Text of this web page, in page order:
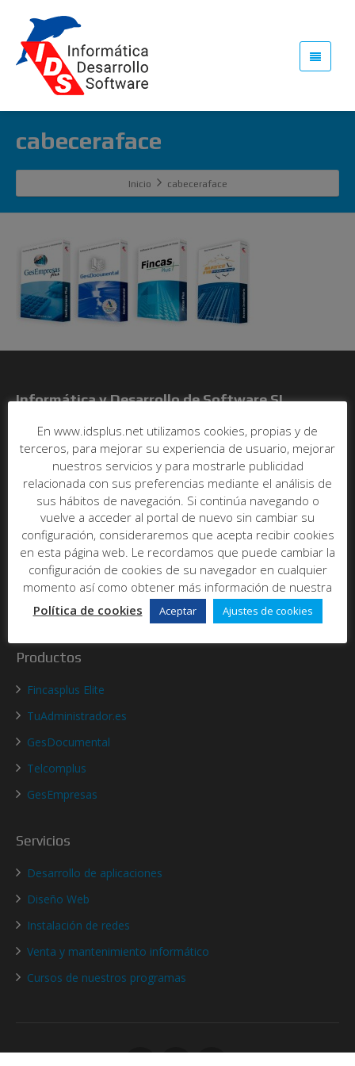
cabeceraface
Inicio cabeceraface
Informática y Desarrollo de Software SL
C/ Poeta Más y Ros, nº7, bajo
46021 - Valencia
Abrir en maps
96 393 00 20
E-mail: info@idsplus.net
Acerca de nosotros
Quienes somos
Contacto
Productos
Fincasplus Elite
TuAdministrador.es
GesDocumental
Telcomplus
GesEmpresas
Servicios
Desarrollo de aplicaciones
Diseño Web
Instalación de redes
Venta y mantenimiento informático
Cursos de nuestros programas
En www.idsplus.net utilizamos cookies, propias y de
terceros, para mejorar su experiencia de usuario, mejorar
nuestros servicios y para mostrarle publicidad
relacionada con sus preferencias mediante el análisis de
sus hábitos de navegación. Si continúa navegando o
vuelve a acceder al portal de nuevo sin cambiar su
configuración, consideraremos que acepta recibir cookies
en esta página web. Le recordamos que puede cambiar la
configuración de cookies de su navegador en cualquier
momento así como obtener más información de nuestra
Política de cookies
Aceptar Ajustes de cookies